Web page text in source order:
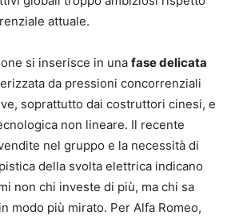
attuale.
si inserisce in una fase delicata
da pressioni concorrenziali
soprattutto dai costruttori cinesi, e
non lineare. Il recente
nel gruppo e la necessità di
della svolta elettrica indicano
non chi investe di più, ma chi sa
modo più mirato. Per Alfa Romeo,